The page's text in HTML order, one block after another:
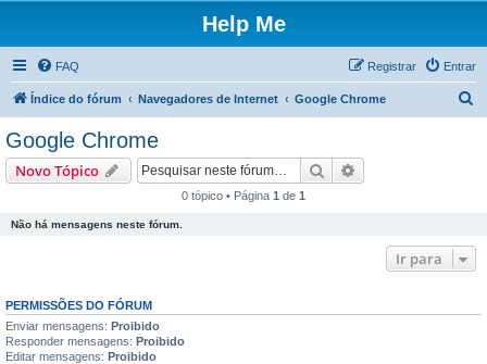
Help Me
FAQ Entrar
Registrar
Índice do fórum Navegadores de Internet Google Chrome
Google Chrome
Novo Tópico Pesquisar
0 tópico • Página 1 de 1
Não há mensagens neste fórum.
Ir para
PERMISSÕES DO FÓRUM
Enviar mensagens: Proibido
Responder mensagens: Proibido
Editar mensagens: Proibido